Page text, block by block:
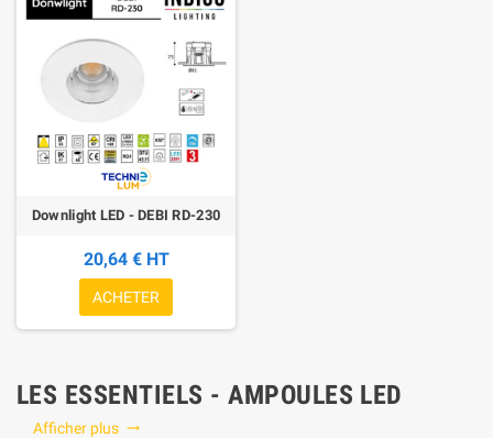
Downlight LED - DEBI RD-230
20,64 € HT
ACHETER
LES ESSENTIELS - AMPOULES LED
Afficher plus 